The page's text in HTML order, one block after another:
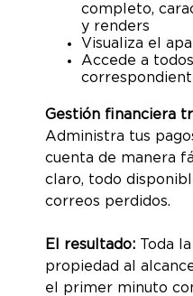
completo,
y renders
Visualiza el
Accede a
Gestión financiera
Administra tus
cuenta de manera
claro, todo
correos perdidos.
El resultado: Toda
propiedad al
el primer minuto